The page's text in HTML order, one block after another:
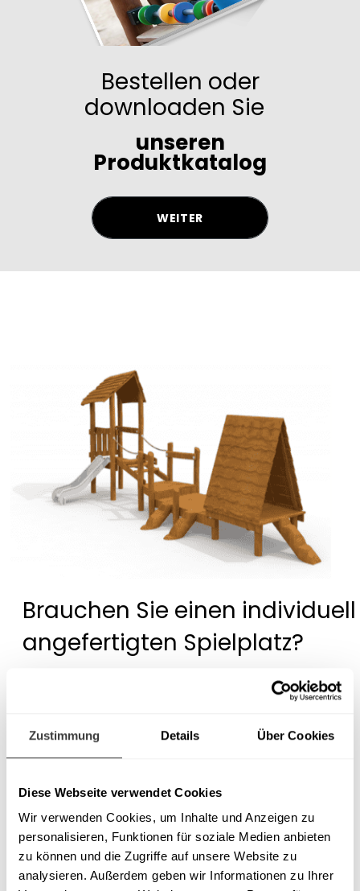
Zustimmung Details Über Cookies
Diese Webseite verwendet Cookies
Wir verwenden Cookies, um Inhalte und Anzeigen zu
personalisieren, Funktionen für soziale Medien anbieten
zu können und die Zugriffe auf unsere Website zu
analysieren. Außerdem geben wir Informationen zu Ihrer
Bestellen oder
downloaden Sie
unseren
Produktkatalog
WEITER
Brauchen Sie einen individuell
angefertigten Spielplatz?
Kontaktieren Sie uns!